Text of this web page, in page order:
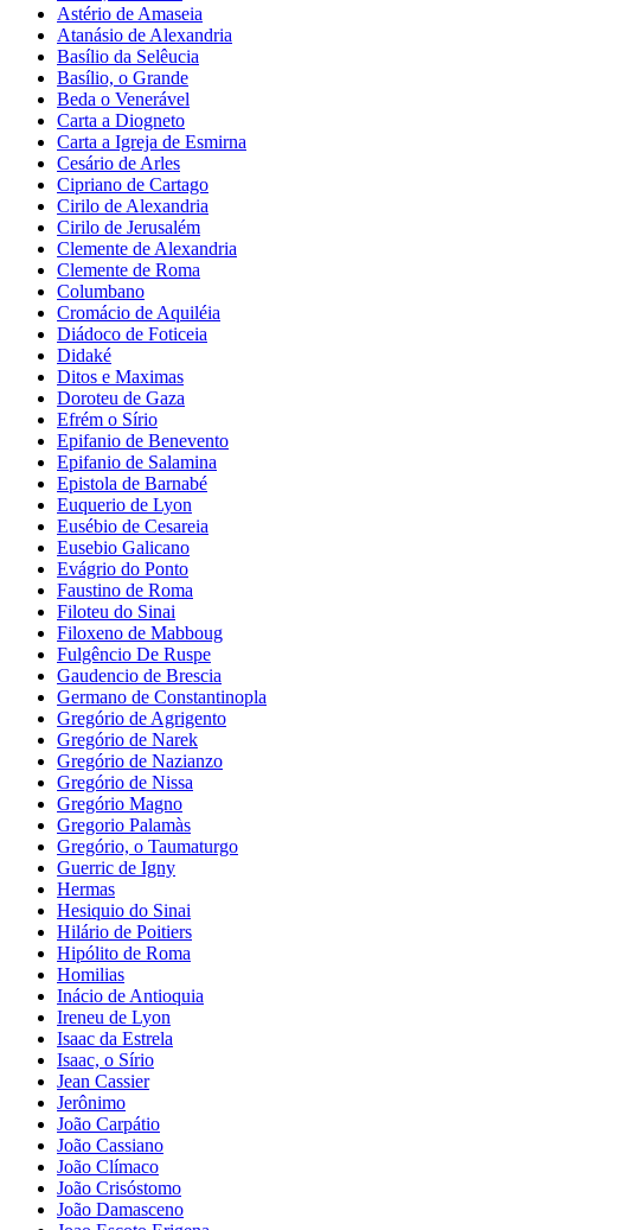
Astério de Amaseia
Atanásio de Alexandria
Basílio da Selêucia
Basílio, o Grande
Beda o Venerável
Carta a Diogneto
Carta a Igreja de Esmirna
Cesário de Arles
Cipriano de Cartago
Cirilo de Alexandria
Cirilo de Jerusalém
Clemente de Alexandria
Clemente de Roma
Columbano
Cromácio de Aquiléia
Diádoco de Foticeia
Didaké
Ditos e Maximas
Doroteu de Gaza
Efrém o Sírio
Epifanio de Benevento
Epifanio de Salamina
Epistola de Barnabé
Euquerio de Lyon
Eusébio de Cesareia
Eusebio Galicano
Evágrio do Ponto
Faustino de Roma
Filoteu do Sinai
Filoxeno de Mabboug
Fulgêncio De Ruspe
Gaudencio de Brescia
Germano de Constantinopla
Gregório de Agrigento
Gregório de Narek
Gregório de Nazianzo
Gregório de Nissa
Gregório Magno
Gregorio Palamàs
Gregório, o Taumaturgo
Guerric de Igny
Hermas
Hesiquio do Sinai
Hilário de Poitiers
Hipólito de Roma
Homilias
Inácio de Antioquia
Ireneu de Lyon
Isaac da Estrela
Isaac, o Sírio
Jean Cassier
Jerônimo
João Carpátio
João Cassiano
João Clímaco
João Crisóstomo
João Damasceno